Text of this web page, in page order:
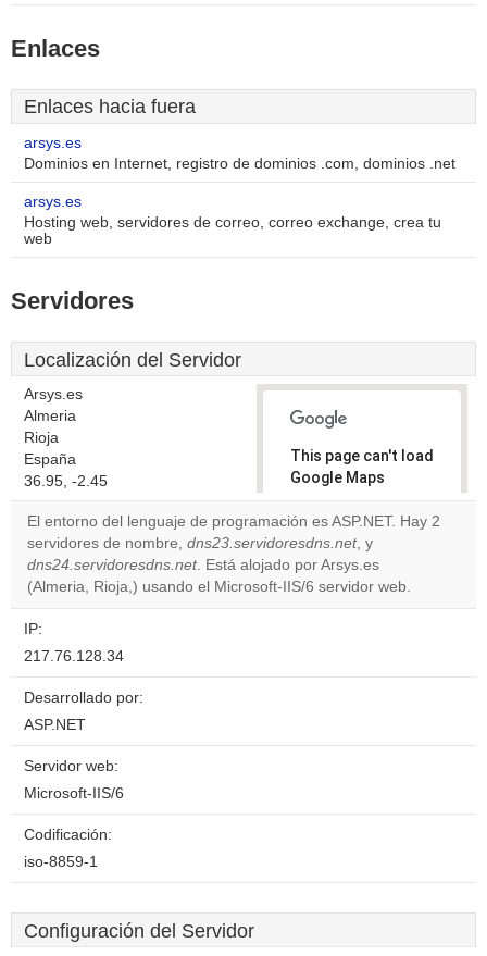
Enlaces
Enlaces hacia fuera
arsys.es
Dominios en Internet, registro de dominios .com, dominios .net
arsys.es
Hosting web, servidores de correo, correo exchange, crea tu
web
Servidores
Localización del Servidor
Arsys.es
Almeria
Rioja
España
36.95, -2.45
This page can't load
Google Maps
correctly.
Do you
own this
website?
El entorno del lenguaje de programación es ASP.NET. Hay 2
servidores de nombre, dns23.servidoresdns.net, y
dns24.servidoresdns.net. Está alojado por Arsys.es
(Almeria, Rioja,) usando el Microsoft-IIS/6 servidor web.
IP:
217.76.128.34
Desarrollado por:
ASP.NET
Servidor web:
Microsoft-IIS/6
Codificación:
iso-8859-1
Configuración del Servidor